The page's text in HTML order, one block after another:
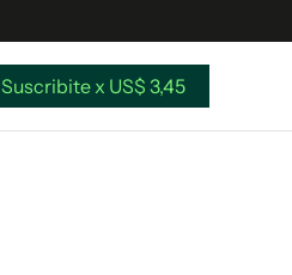
Suscribite x US$ 3,45